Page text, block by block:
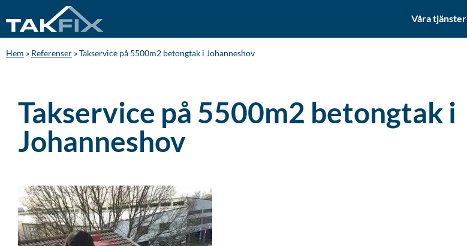
Våra tjänster
Hem » Referenser »Takservice på 5500m2 betongtak i Johanneshov
Takservice på 5500m2 betongtak i
Johanneshov